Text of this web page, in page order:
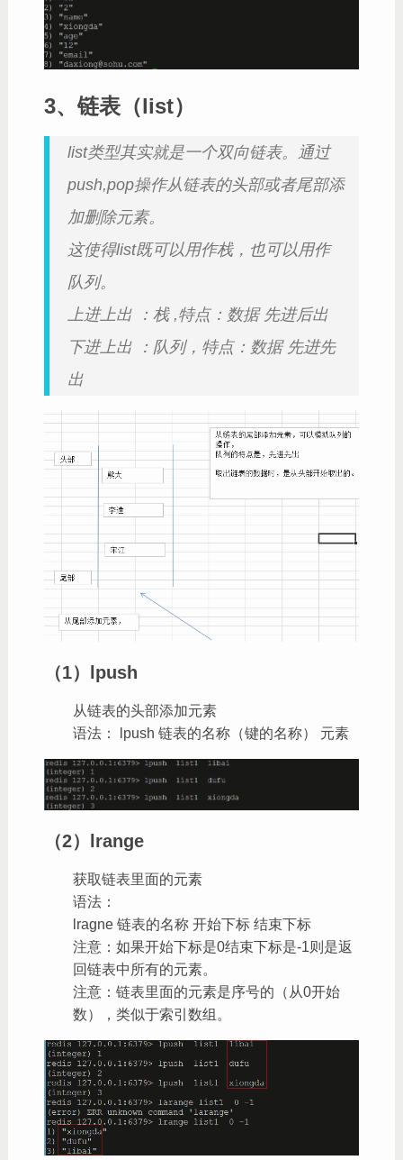
3、链表（list）
list类型其实就是一个双向链表。通过
push,pop操作从链表的头部或者尾部添
加删除元素。
这使得list既可以用作栈，也可以用作
队列。
上进上出 ：栈 ,特点：数据 先进后出
下进上出 ：队列，特点：数据 先进先
出
（1）lpush
从链表的头部添加元素
语法： lpush 链表的名称（键的名称） 元素
（2）lrange
获取链表里面的元素
语法：
lragne 链表的名称 开始下标 结束下标
注意：如果开始下标是0结束下标是-1则是返
回链表中所有的元素。
注意：链表里面的元素是序号的（从0开始
数），类似于索引数组。